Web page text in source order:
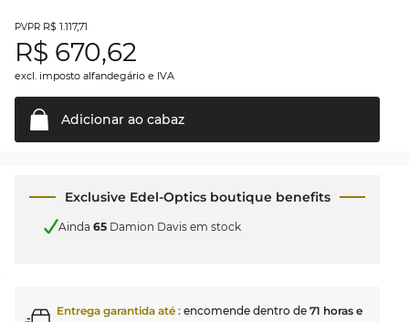
PVPR R$ 1.117,71
R$ 670,62
excl. imposto alfandegário e IVA
Adicionar ao cabaz
Exclusive Edel-Optics boutique benefits
Ainda 65 Damion Davis em stock
Entrega garantida até : encomende dentro de 71 horas e